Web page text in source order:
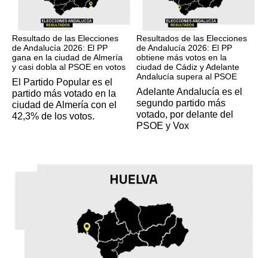
Resultado de las Elecciones
de Andalucía 2026: El PP
gana en la ciudad de Almería
y casi dobla al PSOE en votos
El Partido Popular es el
partido más votado en la
ciudad de Almería con el
42,3% de los votos.
Resultados de las Elecciones
de Andalucía 2026: El PP
obtiene más votos en la
ciudad de Cádiz y Adelante
Andalucía supera al PSOE
Adelante Andalucía es el
segundo partido más
votado, por delante del
PSOE y Vox